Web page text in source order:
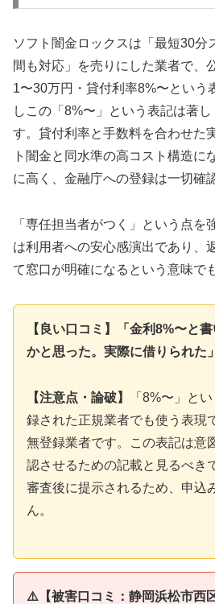
ソフト闇金ロックスは「最短30分
間も対応」を売りにした業者で、
1〜30万円・貸付利率8%〜という
しこの「8%〜」という表記は著
す。貸付利率と手数料を合わせた
ト闇金と同水準の高コスト構造に
に高く、金融庁への登録は一切確
「専任担当者がつく」という点を
は利用者への安心感演出であり、
て窓口が明確になるという意味で
【良い口コミ】「金利8%〜と
かと思った。実際に借りられた」
【注意点・論破】
「8%〜」と
録された正規業者でも使う表現
無登録業者です。この表記は意
認させるための記載と見るべき
審査後に提示されるため、申込
ん。
⚠️【被害口コミ：静岡浜松市西